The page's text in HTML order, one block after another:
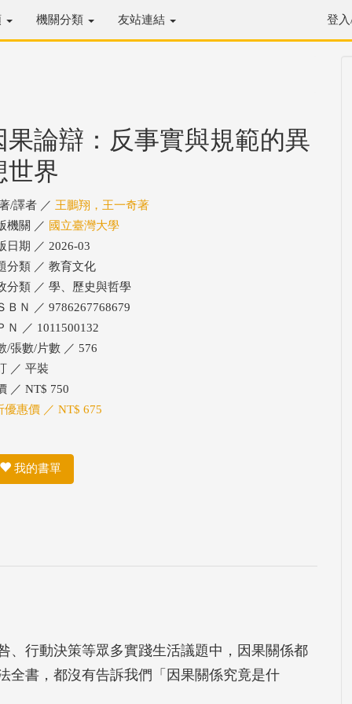
機關分類 友站連結 登
果論辯：反事實與規範的異
世界
/譯者 ／ 王鵬翔，王一奇著
機關 ／ 國立臺灣大學
日期 ／ 2026-03
分類 ／ 教育文化
分類 ／ 學、歷史與哲學
ＢＮ ／ 9786267768679
Ｎ ／ 1011500132
/張數/片數 ／ 576
／ 平裝
／ NT$ 750
優惠價 ／ NT$ 675
我的書單
行動決策等眾多實踐生活議題中，因果關係都
全書，都沒有告訴我們「因果關係究竟是什